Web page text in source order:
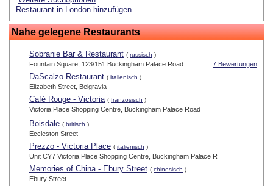
Restaurant in London hinzufügen
Nahe gelegene Restaurants
Sobranie Bar & Restaurant ( russisch )
7 Bewertungen
Fountain Square, 123/151 Buckingham Palace Road
DaScalzo Restaurant ( italienisch )
Elizabeth Street, Belgravia
Café Rouge - Victoria ( französisch )
Victoria Place Shopping Centre, Buckingham Palace Road
Boisdale ( britisch )
Eccleston Street
Prezzo - Victoria Place ( italienisch )
Unit CY7 Victoria Place Shopping Centre, Buckingham Palace R
Memories of China - Ebury Street ( chinesisch )
Ebury Street